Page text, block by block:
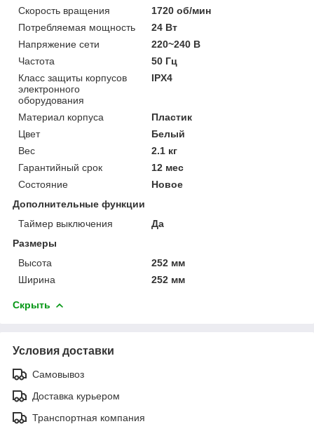
Скорость вращения
1720 об/мин
Потребляемая мощность
24 Вт
Напряжение сети
220~240 В
Частота
50 Гц
Класс защиты корпусов
электронного
оборудования
IPХ4
Материал корпуса
Пластик
Цвет
Белый
Вес
2.1 кг
Гарантийный срок
12 мес
Состояние
Новое
Дополнительные функции
Таймер выключения
Да
Размеры
Высота
252 мм
Ширина
252 мм
Скрыть
Условия доставки
Самовывоз
Доставка курьером
Транспортная компания